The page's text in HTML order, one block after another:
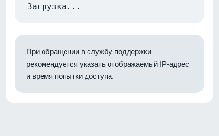
Загрузка...
При обращении в службу поддержки
рекомендуется указать отображаемый IP-адрес
и время попытки доступа.